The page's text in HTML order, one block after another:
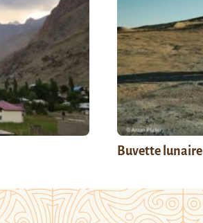
Buvette lunaire